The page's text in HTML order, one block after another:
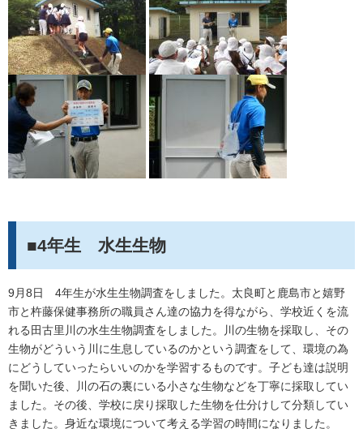
■4年生 水生生物
9月8日 4年生が水生生物調査をしました。太良町と鹿島市と嬉野
市と杵藤保健事務所の職員さん達の協力を得ながら、学校近くを流
れる田古里川の水生生物調査をしました。川の生物を採取し、その
生物がどういう川に生息しているのかという調査をして、環境の為
にどうしていったらいいのかを学習するものです。子ども達は説明
を聞いた後、川の石の裏にいる小さな生物などを丁寧に採取してい
ました。その後、学校に戻り採取した生物を仕分けして分類してい
きました。身近な環境について考える学習の時間になりました。